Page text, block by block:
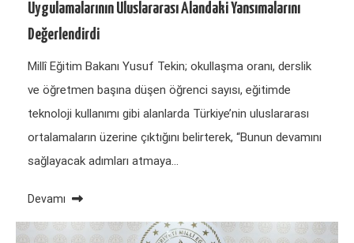
Uygulamalarının Uluslararası Alandaki Yansımalarını
Değerlendirdi
Millî Eğitim Bakanı Yusuf Tekin; okullaşma oranı, derslik
ve öğretmen başına düşen öğrenci sayısı, eğitimde
teknoloji kullanımı gibi alanlarda Türkiye’nin uluslararası
ortalamaların üzerine çıktığını belirterek, “Bunun devamını
sağlayacak adımları atmaya…
Devamı